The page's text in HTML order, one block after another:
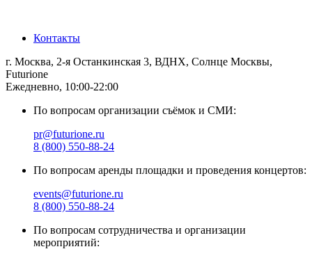
Контакты
г. Москва, 2-я Останкинская 3, ВДНХ, Солнце Москвы,
Futurione
Ежедневно, 10:00-22:00
По вопросам организации съёмок и СМИ:
pr@futurione.ru
8 (800) 550-88-24
По вопросам аренды площадки и проведения концертов:
events@futurione.ru
8 (800) 550-88-24
По вопросам сотрудничества и организации
мероприятий: